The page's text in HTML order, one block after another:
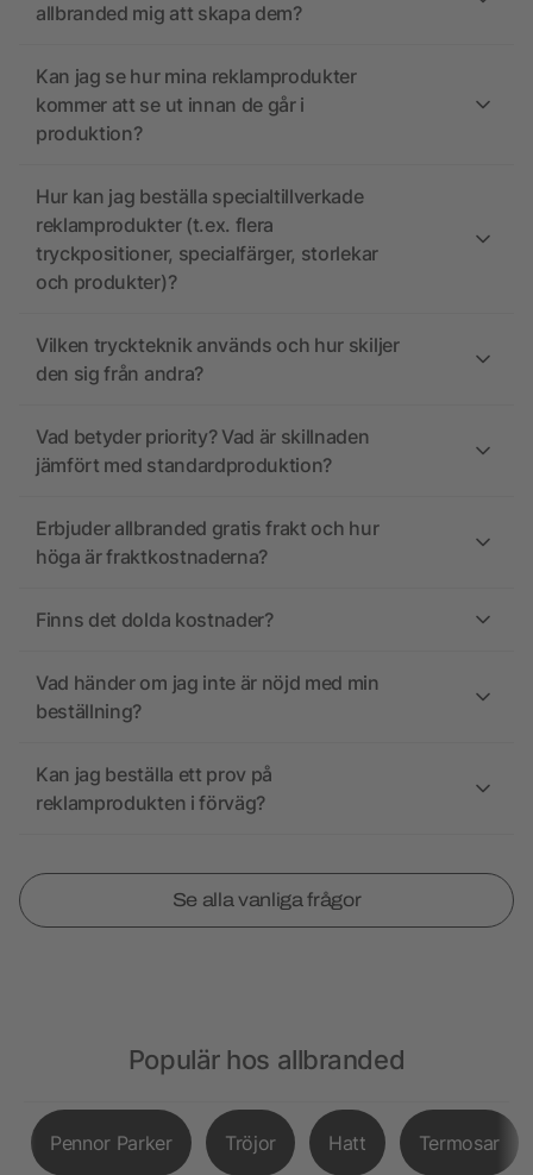
allbranded mig att skapa dem?
Kan jag se hur mina reklamprodukter
kommer att se ut innan de går i
produktion?
Hur kan jag beställa specialtillverkade
reklamprodukter (t.ex. flera
tryckpositioner, specialfärger, storlekar
och produkter)?
Vilken tryckteknik används och hur skiljer
den sig från andra?
Vad betyder priority? Vad är skillnaden
jämfört med standardproduktion?
Erbjuder allbranded gratis frakt och hur
höga är fraktkostnaderna?
Finns det dolda kostnader?
Vad händer om jag inte är nöjd med min
beställning?
Kan jag beställa ett prov på
reklamprodukten i förväg?
Se alla vanliga frågor
Populär hos allbranded
Pennor Parker Tröjor Hatt Termosar